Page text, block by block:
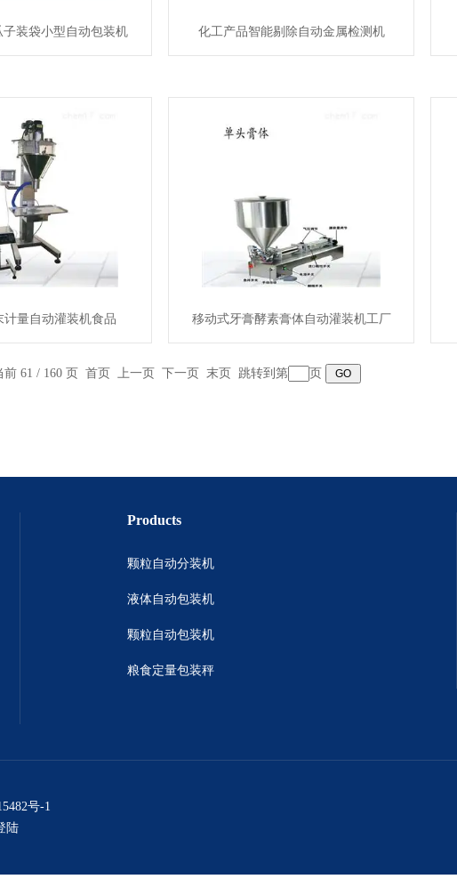
子装袋小型自动包装机 化工产品智能剔除自动金属检测机
计量自动灌装机食品 移动式牙膏酵素膏体自动灌装机工厂
前 61 / 160 页 首页 上一页 下一页 末页 跳转到第 页
Products
颗粒自动分装机
液体自动包装机
颗粒自动包装机
粮食定量包装秤
号-1
陆